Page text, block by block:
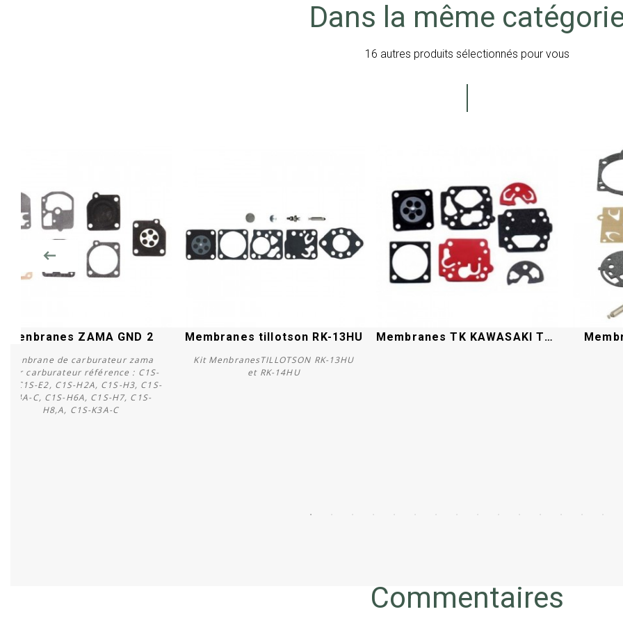
Dans la même
16 autres produits sélectionnés pour vous
Acheter
Menbranes ZAMA GND 2
Menbrane de carburateur zama
pour carburateur référence : C1S-
E1, C1S-E2, C1S-H2A, C1S-H3, C1S-
H4A-C, C1S-H6A, C1S-H7, C1S-
H8,A, C1S-K3A-C
Membranes tillotson RK-13HU
Kit MenbranesTILLOTSON RK-13HU
et RK-14HU
Membranes TK KAWASAKI TH 43-48
Commentaires